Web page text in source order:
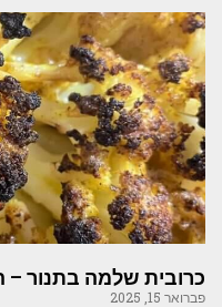
כרובית שלמה בתנור –
פברואר 15, 2025